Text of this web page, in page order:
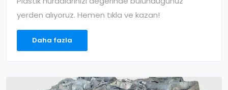
yerden alıyoruz. Hemen tıkla ve kazan!
Daha fazla